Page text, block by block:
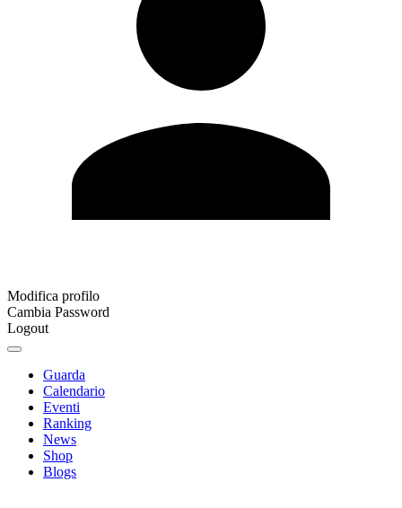
Modifica profilo
Cambia Password
Logout
Guarda
Calendario
Eventi
Ranking
News
Shop
Blogs